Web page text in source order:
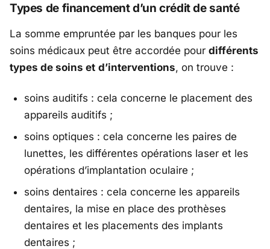
Types de financement d’un crédit de santé
La somme empruntée par les banques pour les
soins médicaux peut être accordée pour différents
types de soins et d’interventions, on trouve :
soins auditifs : cela concerne le placement des
appareils auditifs ;
soins optiques : cela concerne les paires de
lunettes, les différentes opérations laser et les
opérations d’implantation oculaire ;
soins dentaires : cela concerne les appareils
dentaires, la mise en place des prothèses
dentaires et les placements des implants
dentaires ;